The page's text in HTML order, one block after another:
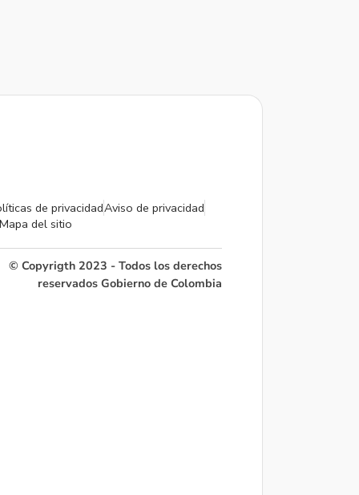
de privacidadAviso de privacidad
Mapa del sitio
© Copyrigth 2023 - Todos los derechos
reservados Gobierno de Colombia